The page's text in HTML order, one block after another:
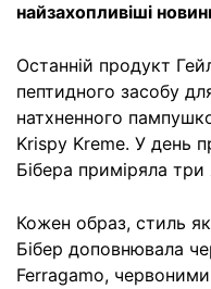
найзахопливіші
Останній продукт
пептидного засобу
натхненного
Krispy Kreme. У день
Бібера приміряла три
Кожен образ, стиль
Бібер доповнювала
Ferragamo, червоними